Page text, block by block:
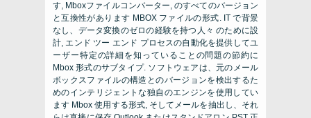
す, Mboxファイルコンバーター,のすべてのバージョン
と互換性があります MBOXファイルの形式. IT で背景
なし、データ変換のゼロの経験を持つ人々 のために設
計, エンド ツー エンド プロセスの自動化を提供してユ
ーザー特定の詳細を知っていることの問題の節約に
Mbox 形式のサブタイプ. ソフトウェアは、元のメール
ボックスファイルの構造とのバージョンを検出するた
めのインテリジェントな独自のエンジンを使用してい
ます Mbox 使用する形式, そしてメールを抽出し、それ